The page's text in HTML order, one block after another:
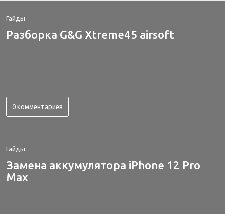
Гайды
Разборка G&G Xtreme45 airsoft
0 комментариев
Гайды
Замена аккумулятора iPhone 12 Pro
Max